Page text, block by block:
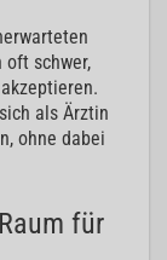
oft schwer,
als Ärztin
ohne dabei
für